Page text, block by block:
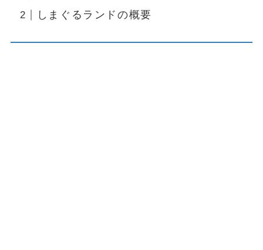
しまぐるランドの概要